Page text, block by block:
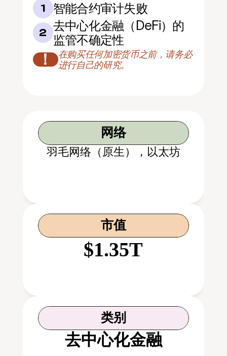
1 智能合约审计失败
2 去中心化金融（DeFi）的
监管不确定性
！
在购买任何加密货币之前，请务必
进行自己的研究。
网络
羽毛网络（原生），以太坊
市值
$1.35T
类别
去中心化金融